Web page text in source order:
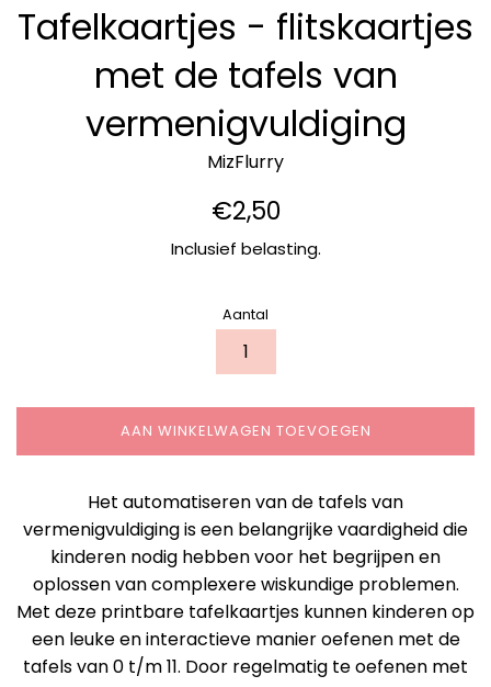
Tafelkaartjes - flitskaartjes
met de tafels van
vermenigvuldiging
MizFlurry
Normale
€2,50
Inclusief belasting.
Aantal
AAN WINKELWAGEN TOEVOEGEN
Het automatiseren van de tafels van
vermenigvuldiging is een belangrijke vaardigheid die
kinderen nodig hebben voor het begrijpen en
oplossen van complexere wiskundige problemen.
Met deze printbare tafelkaartjes kunnen kinderen op
een leuke en interactieve manier oefenen met de
tafels van 0 t/m 11. Door regelmatig te oefenen met